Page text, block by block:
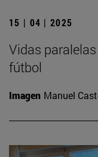
15 | 04 | 2025
Vidas
fútbol
Imagen Manuel